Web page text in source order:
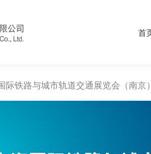
首
际铁路与城市轨道交通展览会（南